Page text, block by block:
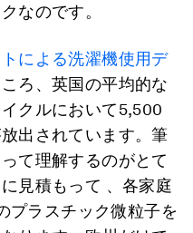
なのです。
による洗濯機使用デ
ろ、英国の平均的な
クルにおいて5,500
出されています。筆
て理解するのがとて
見積もって 、各家庭
プラスチック微粒子を